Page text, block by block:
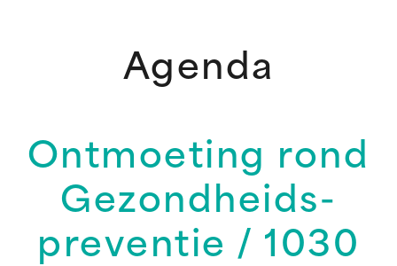
Agenda
Ontmoeting rond
Gezondheids-
preventie / 1030